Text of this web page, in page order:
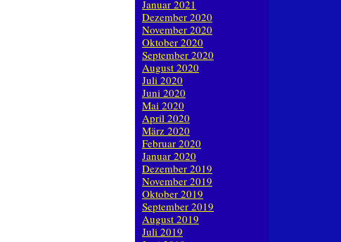
Januar 2021
Dezember 2020
November 2020
Oktober 2020
September 2020
August 2020
Juli 2020
Juni 2020
Mai 2020
April 2020
März 2020
Februar 2020
Januar 2020
Dezember 2019
November 2019
Oktober 2019
September 2019
August 2019
Juli 2019